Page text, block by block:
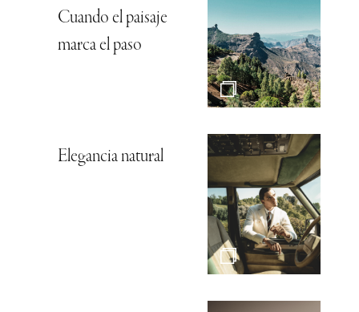
Cuando el paisaje
marca el paso
Elegancia natural